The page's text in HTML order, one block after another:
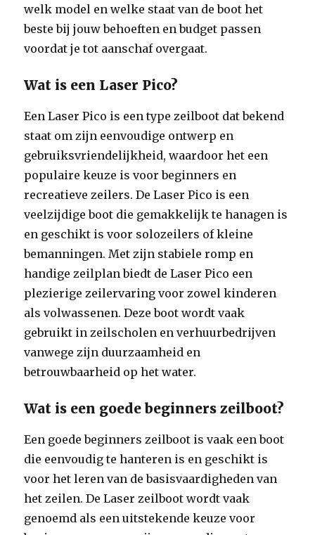
welk model en welke staat van de boot het
beste bij jouw behoeften en budget passen
voordat je tot aanschaf overgaat.
Wat is een Laser Pico?
Een Laser Pico is een type zeilboot dat bekend
staat om zijn eenvoudige ontwerp en
gebruiksvriendelijkheid, waardoor het een
populaire keuze is voor beginners en
recreatieve zeilers. De Laser Pico is een
veelzijdige boot die gemakkelijk te hanagen is
en geschikt is voor solozeilers of kleine
bemanningen. Met zijn stabiele romp en
handige zeilplan biedt de Laser Pico een
plezierige zeilervaring voor zowel kinderen
als volwassenen. Deze boot wordt vaak
gebruikt in zeilscholen en verhuurbedrijven
vanwege zijn duurzaamheid en
betrouwbaarheid op het water.
Wat is een goede beginners zeilboot?
Een goede beginners zeilboot is vaak een boot
die eenvoudig te hanteren is en geschikt is
voor het leren van de basisvaardigheden van
het zeilen. De Laser zeilboot wordt vaak
genoemd als een uitstekende keuze voor